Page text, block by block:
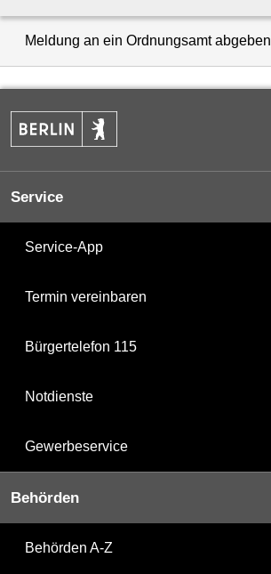
Meldung an ein Ordnungsamt abgeben
Service
Service-App
Termin vereinbaren
Bürgertelefon 115
Notdienste
Gewerbeservice
Behörden
Behörden A-Z